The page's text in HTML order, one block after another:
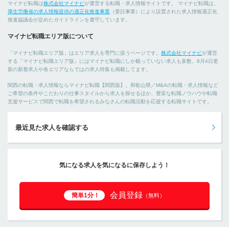
マイナビ転職は株式会社マイナビが運営する転職・求人情報サイトです。 マイナビ転職は、
厚生労働省の求人情報提供の適正化推進事業 （委託事業）により設置された求人情報適正化
推進協議会が定めたガイドラインを遵守しています。
マイナビ転職エリア版について
「マイナビ転職エリア版」はエリア求人を専門に扱うページです。 株式会社マイナビが運営
する「マイナビ転職エリア版」にはマイナビ転職にしか載っていない求人も多数。8月4日更
新の新着求人や各エリアならではの求人特集も掲載してます。
関西の転職・求人情報ならマイナビ転職【関西版】。和歌山県／M&Aの転職・求人情報など
ご希望の条件やこだわりの仕事スタイルから求人を探せるほか、豊富な転職ノウハウや転職
支援サービスで関西で転職を希望されるみなさんの転職活動を応援する転職サイトです。
最近見た求人を確認する
気になる求人を気になるに保存しよう！
簡単1分！ 会員登録 （無料）